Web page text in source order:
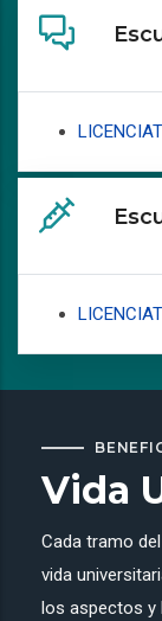
Vida
Cada tramo
vida
los aspectos y